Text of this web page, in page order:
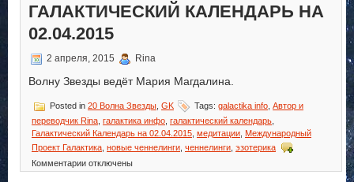
ГАЛАКТИЧЕСКИЙ КАЛЕНДАРЬ НА
02.04.2015
2 апреля, 2015 Rina
Волну Звезды ведёт Мария Магдалина.
Posted in 20 Волна Звезды GK Tags: galactika info Автор и
переводчик Rina галактика инфо галактический календарь
Галактический Календарь на 02.04.2015 медитации Международный
Проект Галактика новые ченнелинги ченнелинги эзотерика
Комментариик
записи
отключены